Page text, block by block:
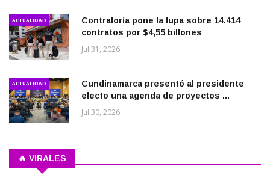
ACTUALIDAD
Contraloría pone la lupa sobre 14.414
contratos por $4,55 billones
Jul 31, 2026
ACTUALIDAD
Cundinamarca presentó al presidente
electo una agenda de proyectos ...
Jul 30, 2026
🔥 VIRALES